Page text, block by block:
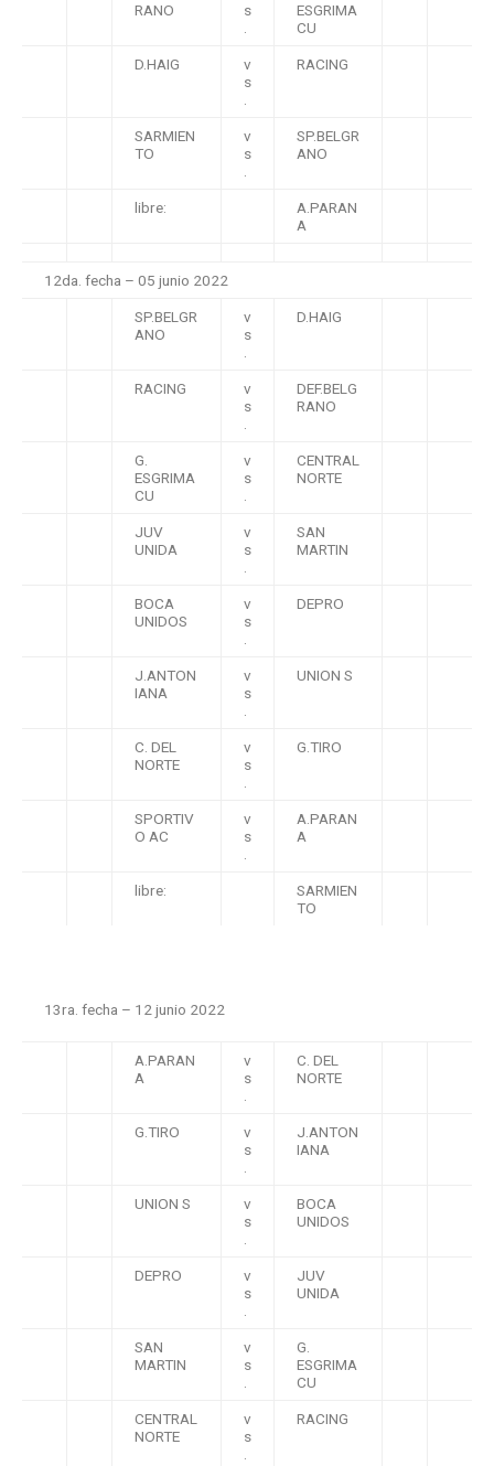
RANO
s
.
ESGRIMA
CU
D.HAIG
v
s
.
RACING
SARMIEN
TO
v
s
.
SP.BELGR
ANO
libre:
A.PARAN
A
12da. fecha – 05 junio 2022
SP.BELGR
ANO
v
s
.
D.HAIG
RACING
v
s
.
DEF.BELG
RANO
G.
ESGRIMA
CU
v
s
.
CENTRAL
NORTE
JUV
UNIDA
v
s
.
SAN
MARTIN
BOCA
UNIDOS
v
s
.
DEPRO
J.ANTON
IANA
v
s
.
UNION S
C. DEL
NORTE
v
s
.
G.TIRO
SPORTIV
O AC
v
s
.
A.PARAN
A
libre:
SARMIEN
TO
13ra. fecha – 12 junio 2022
A.PARAN
A
v
s
.
C. DEL
NORTE
G.TIRO
v
s
.
J.ANTON
IANA
UNION S
v
s
.
BOCA
UNIDOS
DEPRO
v
s
.
JUV
UNIDA
SAN
MARTIN
v
s
.
G.
ESGRIMA
CU
CENTRAL
NORTE
v
s
.
RACING